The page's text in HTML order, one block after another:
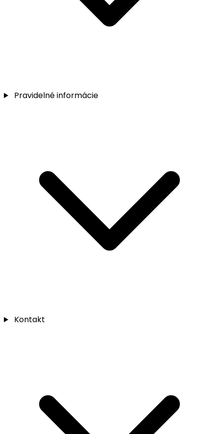
Pravidelné informácie
Kontakt